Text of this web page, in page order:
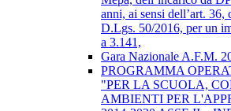
anni, ai sensi dell’art. 36,
D.Lgs. 50/2016, per un
a 3.141,
Gara Nazionale A.F.M.
PROGRAMMA
"PER LA SCUOLA,
AMBIENTI PER